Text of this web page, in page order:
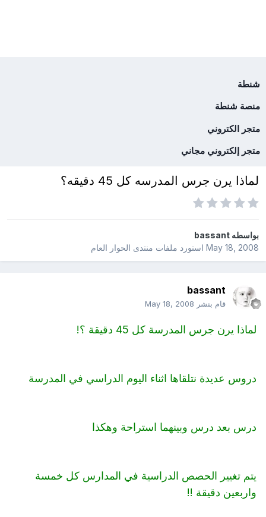
شنطة
منصة شنطة
متجر الكتروني
متجر إلكتروني مجاني
لماذا يرن جرس المدرسه كل 45 دقيقه؟
بواسطهbassant
May 18, 2008استورد ملفات منتدى الحوار العام
bassant
قام بنشر May 18, 2008
لماذا يرن جرس المدرسة كل 45 دقيقة ؟!
دروس عديدة نتلقاها اثناء اليوم الدراسي في المدرسة
درس بعد درس وبينهما استراحة وهكذا
يتم تغيير الحصص الدراسية في المدارس كل خمسة
واربعين دقيقة !!